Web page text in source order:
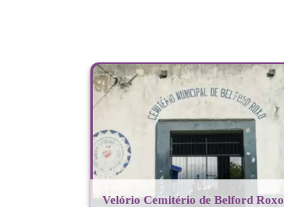
Velório Cemitério de Belford Roxo